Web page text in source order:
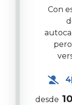
Con
4
desde